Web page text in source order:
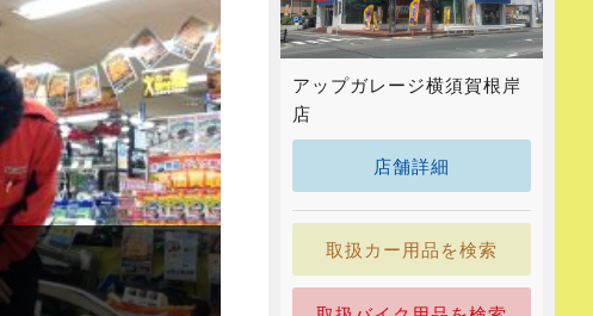
アップガレージ横須賀根岸
店
店舗詳細
取扱カー用品を検索